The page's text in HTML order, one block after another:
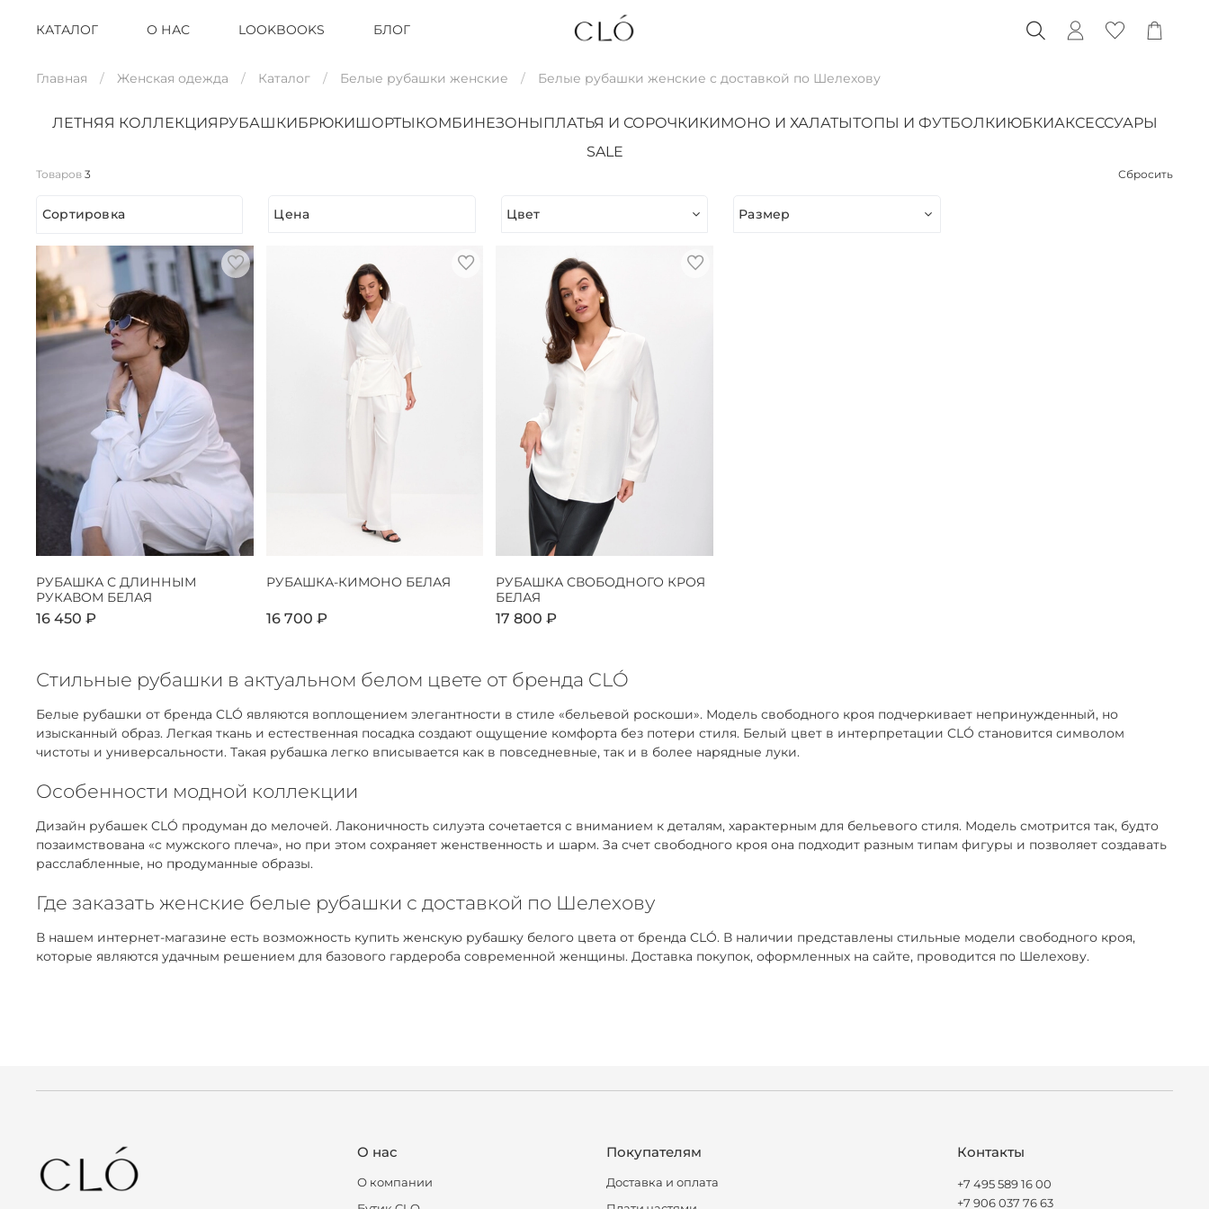
КАТАЛОГ О НАС LOOKBOOKS БЛОГ
Главная Женская одежда Каталог Белые рубашки женские Белые рубашки женские с доставкой по Шелехову
ЛЕТНЯЯ КОЛЛЕКЦИЯ РУБАШКИБРЮКИШОРТЫ КОМБИНЕЗОНЫ ПЛАТЬЯ И СОРОЧКИКИМОНО И ХАЛАТЫТОПЫ И ФУТБОЛКИЮБКИАКСЕССУАРЫ
SALE
Товаров 3 Сбросить
Сортировка Цена Цвет Размер
РУБАШКА С ДЛИННЫМ
РУКАВОМ БЕЛАЯ
16 450 ₽
РУБАШКА-КИМОНО БЕЛАЯ
16 700 ₽
РУБАШКА СВОБОДНОГО КРОЯ
БЕЛАЯ
17 800 ₽
Стильные рубашки в актуальном белом цвете от бренда CLÓ
Белые рубашки от бренда CLÓ являются воплощением элегантности в стиле «бельевой роскоши». Модель свободного кроя подчеркивает непринужденный, но
изысканный образ. Легкая ткань и естественная посадка создают ощущение комфорта без потери стиля. Белый цвет в интерпретации CLÓ становится символом
чистоты и универсальности. Такая рубашка легко вписывается как в повседневные, так и в более нарядные луки.
Особенности модной коллекции
Дизайн рубашек CLÓ продуман до мелочей. Лаконичность силуэта сочетается с вниманием к деталям, характерным для бельевого стиля. Модель смотрится так, будто
позаимствована «с мужского плеча», но при этом сохраняет женственность и шарм. За счет свободного кроя она подходит разным типам фигуры и позволяет создавать
расслабленные, но продуманные образы.
Где заказать женские белые рубашки с доставкой по Шелехову
В нашем интернет-магазине есть возможность купить женскую рубашку белого цвета от бренда CLÓ. В наличии представлены стильные модели свободного кроя,
которые являются удачным решением для базового гардероба современной женщины. Доставка покупок, оформленных на сайте, проводится по Шелехову.
О нас
О компании
Покупателям
Доставка и оплата
Контакты
+7 495 589 16 00
+7 906 037 76 63